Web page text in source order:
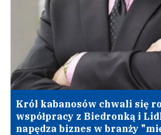
Król kabanosów chwali się
współpracy z Biedronką i
napędza biznes w branży